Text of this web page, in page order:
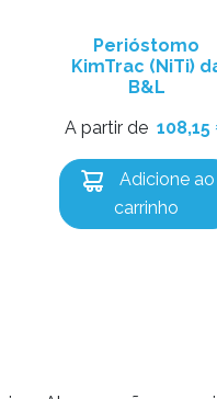
Perióstomo
KimTrac (NiTi)
B&L
A partir de 108,15
Adicione ao
carrinho